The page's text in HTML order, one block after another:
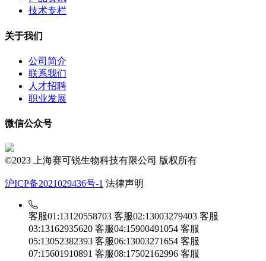
技术专栏
关于我们
公司简介
联系我们
人才招聘
职业发展
微信公众号
©2023 上海赛可锐生物科技有限公司 版权所有
沪ICP备2021029436号-1 法律声明
客服01:13120558703 客服02:13003279403 客服
03:13162935620 客服04:15900491054 客服
05:13052382393 客服06:13003271654 客服
07:15601910891 客服08:17502162996 客服